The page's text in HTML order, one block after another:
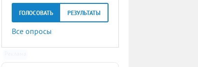
ГОЛОСОВАТЬ РЕЗУЛЬТАТЫ
Все опросы